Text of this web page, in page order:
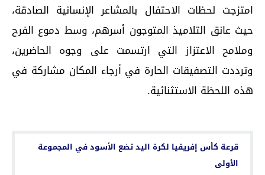
امتزجت لحظات الاحتفال بالمشاعر الإنسانية الصادقة،
حيث عانق التلاميذ المتوجون أسرهم، وسط دموع الفرح
وملامح الاعتزاز التي ارتسمت على وجوه الحاضرين،
وترددت التصفيقات الحارة في أرجاء المكان مشاركة في
هذه اللحظة الاستثنائية.
قرعة كأس إفريقيا لكرة اليد تضع الأسود في المجموعة
الأولى